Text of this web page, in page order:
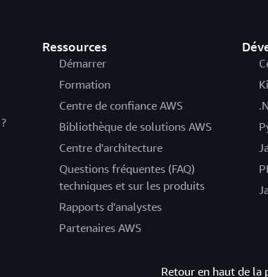
Ressources
Démarrer
Formation
Centre de confiance AWS
Bibliothèque de solutions AWS
Centre d'architecture
Questions fréquentes (FAQ)
techniques et sur les produits
Rapports d'analystes
Partenaires AWS
Retour en haut de la